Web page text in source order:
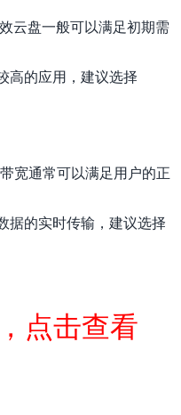
云盘一般可以满足初期需
高的应用，建议选择
宽通常可以满足用户的正
据的实时传输，建议选择
点击查看